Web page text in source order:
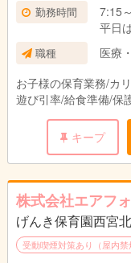
勤務時間
7:15
平日
職種
医療
お子様の保育業務/カ
遊び引率/給食準備/保
キープ
株式会社エアフ
げんき保育園西宮
受動喫煙対策あり（屋内禁